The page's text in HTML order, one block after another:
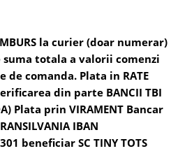
la curier (doar numerar)
totala a valorii comenzi
de comanda. Plata in RATE
din parte BANCII TBI
Plata prin VIRAMENT Bancar
IBAN
beneficiar SC TINY TOTS